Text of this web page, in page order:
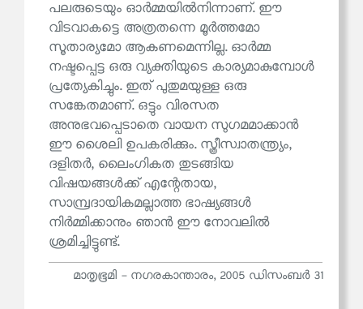
പലരുടെയും ഓര്‍മ്മയില്‍നിന്നാണ്. ഈ
വിടവാകട്ടെ അത്രതന്നെ മൂര്‍ത്തമോ
സൂതാര്യമോ ആകണമെന്നില്ല. ഓര്‍മ്മ
നഷ്ടപ്പെട്ട ഒരു വ്യക്തിയുടെ കാര്യമാകുമ്പോള്‍
പ്രത്യേകിച്ചും. ഇത് പുതുമയുള്ള ഒരു
സങ്കേതമാണ്. ഒട്ടും വിരസത
അനുഭവപ്പെടാതെ വായന സുഗമമാക്കാൻ
ഈ ശൈലി ഉപകരിക്കും. സ്ത്രീസ്വാതന്ത്ര്യം,
ദളിതര്‍, ലൈംഗികത തുടങ്ങിയ
വിഷയങ്ങള്‍ക്ക് എന്റേതായ,
സാമ്പ്രദായികമല്ലാത്ത ഭാഷ്യങ്ങള്‍
നിര്‍മ്മിക്കാനും ഞാൻ ഈ നോവലിൽ
ശ്രമിച്ചിട്ടുണ്ട്.
മാതൃഭൂമി - നഗരകാന്താരം, 2005 ഡിസംബർ 31